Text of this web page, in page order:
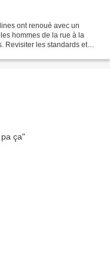
ont renoué avec un
hommes de la rue à la
Revisiter les standards et